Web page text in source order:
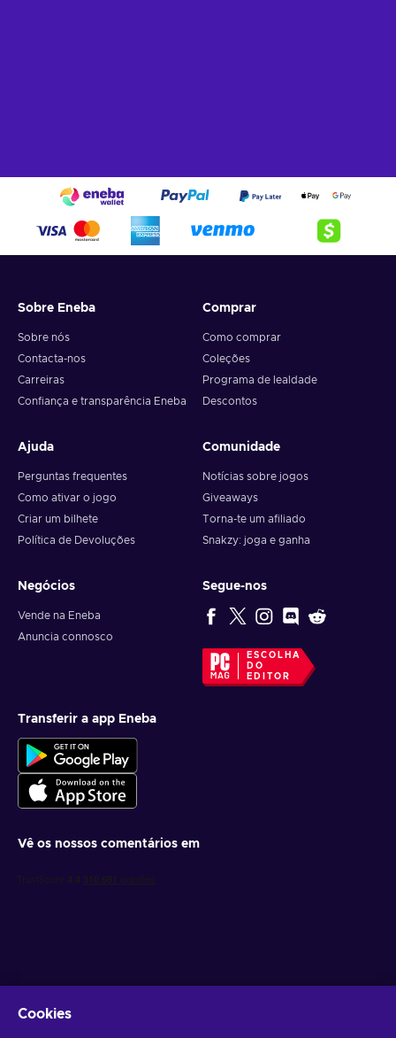
Sobre Eneba
Sobre nós
Contacta-nos
Carreiras
Confiança e transparência Eneba
Comprar
Como comprar
Coleções
Programa de lealdade
Descontos
Ajuda
Perguntas frequentes
Como ativar o jogo
Criar um bilhete
Política de Devoluções
Comunidade
Notícias sobre jogos
Giveaways
Torna-te um afiliado
Snakzy: joga e ganha
Negócios
Vende na Eneba
Anuncia connosco
Segue-nos
ESCOLHA
DO
EDITOR
Transferir a app Eneba
Vê os nossos comentários em
Cookies